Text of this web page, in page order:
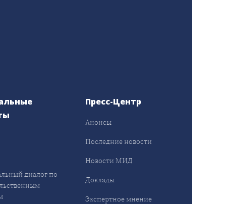
диалог по
Пресс-Центр
Анонсы
Последние новости
Новости МИД
Доклады
Экспертное мнение